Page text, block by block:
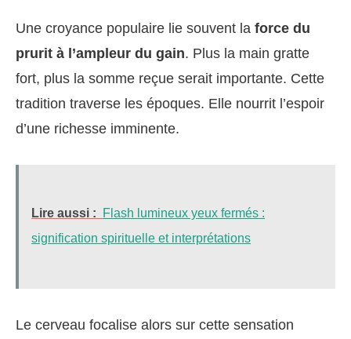
Une croyance populaire lie souvent la force du
prurit à l’ampleur du gain. Plus la main gratte
fort, plus la somme reçue serait importante. Cette
tradition traverse les époques. Elle nourrit l’espoir
d’une richesse imminente.
Lire aussi :
Flash lumineux yeux fermés :
signification spirituelle et interprétations
Le cerveau focalise alors sur cette sensation